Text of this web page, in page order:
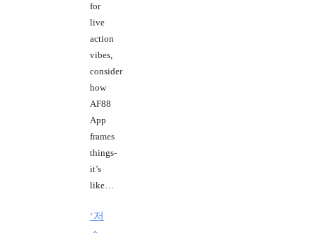
for
live
action
vibes,
consider
how
AF88
App
frames
things-
it’s
like…
‘저